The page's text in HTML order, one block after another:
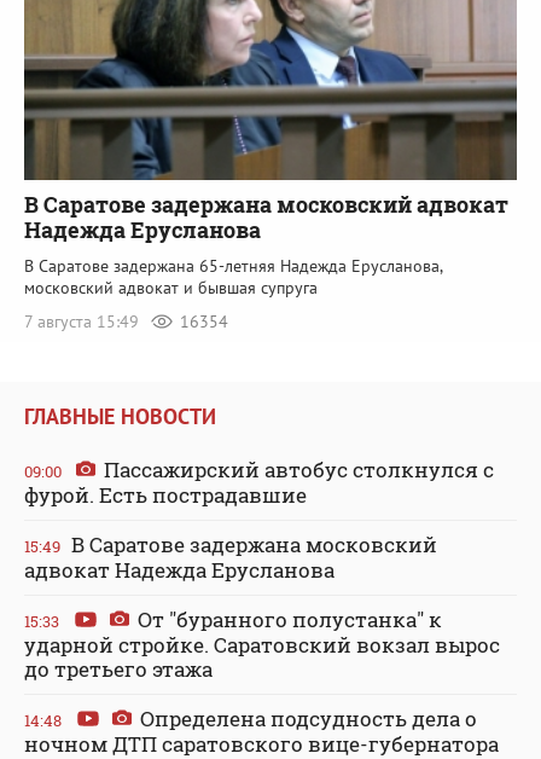
В Саратове задержана московский адвокат
Надежда Ерусланова
В Саратове задержана 65-летняя Надежда Ерусланова,
московский адвокат и бывшая супруга
7 августа 15:49
16354
ГЛАВНЫЕ НОВОСТИ
09:00
Пассажирский автобус столкнулся с
фурой. Есть пострадавшие
15:49 В Саратове задержана московский
адвокат Надежда Ерусланова
15:33
От "буранного полустанка" к
ударной стройке. Саратовский вокзал вырос
до третьего этажа
14:48
Определена подсудность дела о
ночном ДТП саратовского вице-губернатора